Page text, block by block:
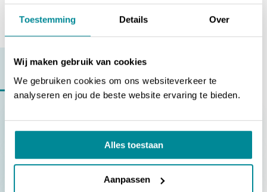
Toestemming Details Over
Wij maken gebruik van cookies
We gebruiken cookies om ons websiteverkeer te
analyseren en jou de beste website ervaring te bieden.
Alles toestaan
Aanpassen
SERVICE
Questions sur Configurer l’imprimante
[ATP-300/600 Pro] | Comment installer le pilote de